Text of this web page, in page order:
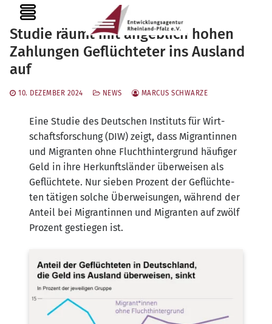
Inhalt
springen
Studie räumt mit angeblich hohen
Zahlungen Geflüchteter ins Ausland
auf
10. DEZEMBER 2024 NEWS MARCUS SCHWARZE
Eine Stu­die des Deut­schen Insti­tuts für Wirt­
schafts­for­schung (DIW) zeigt, dass Migran­tin­nen
und Migran­ten ohne Flucht­hin­ter­grund häu­fi­ger
Geld in ihre Her­kunfts­län­der über­wei­sen als
Geflüch­te­te. Nur sie­ben Pro­zent der Geflüch­te­
ten täti­gen sol­che Über­wei­sun­gen, wäh­rend der
Anteil bei Migran­tin­nen und Migran­ten auf zwölf
Pro­zent gestie­gen ist.